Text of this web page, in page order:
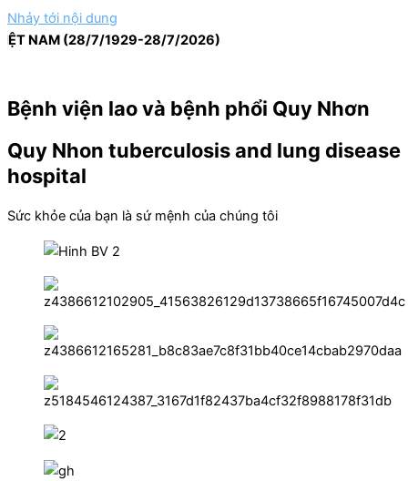
Nhảy tới nội dung
NAM (28/7/1929-28/7/2026)
Bệnh viện lao và bệnh phổi Quy Nhơn
Quy Nhon tuberculosis and lung disease
hospital
Sức khỏe của bạn là sứ mệnh của chúng tôi